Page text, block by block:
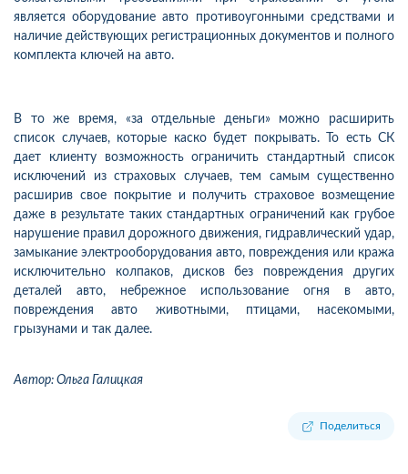
является оборудование авто противоугонными средствами и
наличие действующих регистрационных документов и полного
комплекта ключей на авто.
В то же время, «за отдельные деньги» можно расширить
список случаев, которые каско будет покрывать. То есть СК
дает клиенту возможность ограничить стандартный список
исключений из страховых случаев, тем самым существенно
расширив свое покрытие и получить страховое возмещение
даже в результате таких стандартных ограничений как грубое
нарушение правил дорожного движения, гидравлический удар,
замыкание электрооборудования авто, повреждения или кража
исключительно колпаков, дисков без повреждения других
деталей авто, небрежное использование огня в авто,
повреждения авто животными, птицами, насекомыми,
грызунами и так далее.
Автор: Ольга Галицкая
Поделиться